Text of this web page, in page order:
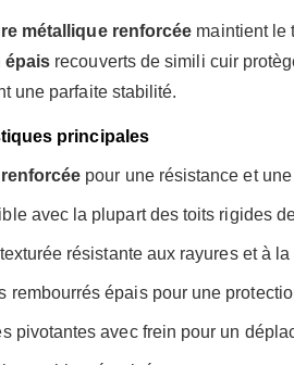
métallique renforcée maintient le
épais recouverts de simili cuir
une parfaite stabilité.
principales
renforcée pour une résistance et
avec la plupart des toits rigides
résistante aux rayures et à
rembourrés épais pour une
pivotantes avec frein pour un